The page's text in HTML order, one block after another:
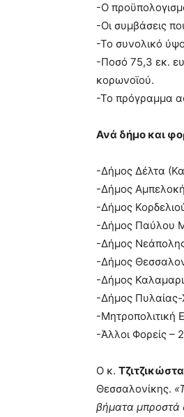
-Ο
-Οι συμβάσεις
-Το συνολικό
-Ποσό 75,3 εκ.
κορωνοϊού.
-Το πρόγραμμα
Ανά δήμο και
-Δήμος Δέλτα
-Δήμος
-Δήμος
-Δήμος Παύλου
-Δήμος
-Δήμος
-Δήμος
-Δήμος Πυλαίας-
-Μητροπολιτική
-Άλλοι Φορείς –
Ο κ.
Θεσσαλονίκης.
βήματα μπροστά